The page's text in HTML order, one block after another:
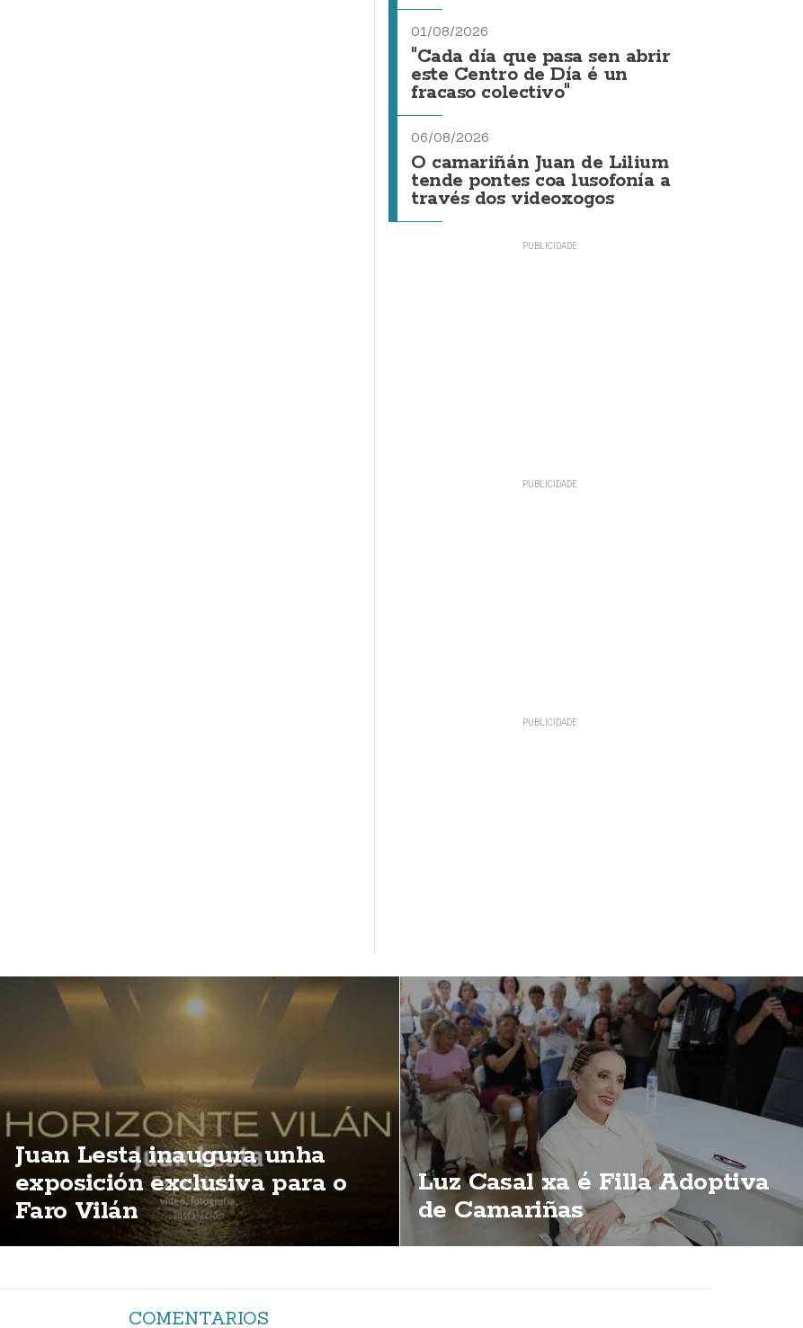
01/08/2026
"Cada día que pasa sen abrir
este Centro de Día é un
fracaso colectivo"
06/08/2026
O camariñán Juan de Lilium
tende pontes coa lusofonía a
través dos videoxogos
Juan Lesta inaugura unha
exposición exclusiva para o
Faro Vilán
Luz Casal xa é Filla Adoptiva
de Camariñas
COMENTARIOS